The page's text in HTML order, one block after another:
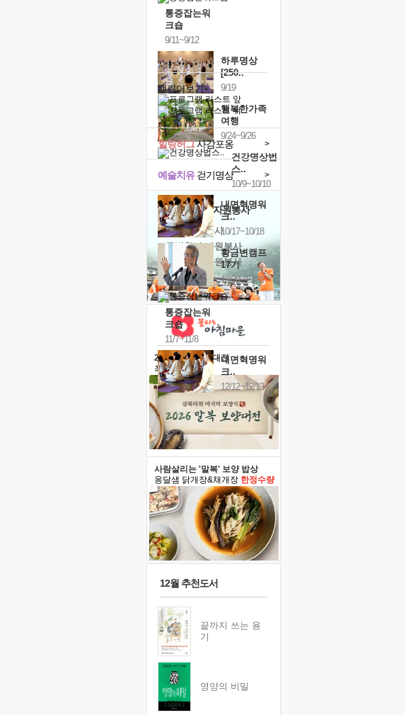
통증잡는워
크숍
9/11~9/12
하루명상
[250..
9/19
행복한가족
여행
9/24~9/26
건강명상법
스..
10/9~10/10
내면혁명워
크..
10/17~10/18
황금변캠프
17기
10/30~10/31
통증잡는워
크숍
11/7~11/8
내면혁명워
크..
12/12~12/13
캘린더보기+
예술치유걷기명상 >
힐링허그사감포옹 >
'옹달샘의 꽃'자원봉사
· 청년 자원봉사
· 금빛청년 자원봉사
· 음식연구 자원봉사
2026 말복 보양대전
최대74%할인
사람살리는 '말복' 보양 밥상
옹달샘 닭개장&채개장 한정수량
12월 추천도서
끝까지 쓰는 용
기
영양의 비밀